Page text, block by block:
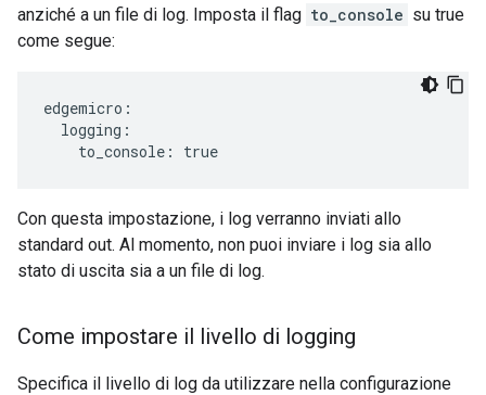
anziché a un file di log. Imposta il flag to_console su true
come segue:
edgemicro:
  logging:
    to_console: true
Con questa impostazione, i log verranno inviati allo
standard out. Al momento, non puoi inviare i log sia allo
stato di uscita sia a un file di log.
Come impostare il livello di logging
Specifica il livello di log da utilizzare nella configurazione